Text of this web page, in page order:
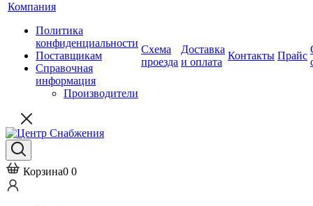
Компания
Политика
конфиденциальности
Поставщикам
Справочная
информация
Производители
Схема
проезда
Доставка
и оплата
Контакты Прайс
Корзина0 0